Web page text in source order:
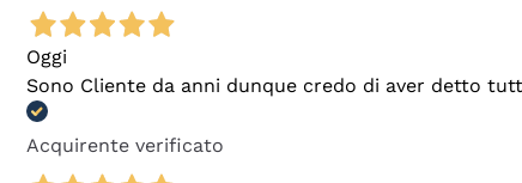
Oggi
Sono Cliente da anni dunque credo di aver detto
Acquirente verificato